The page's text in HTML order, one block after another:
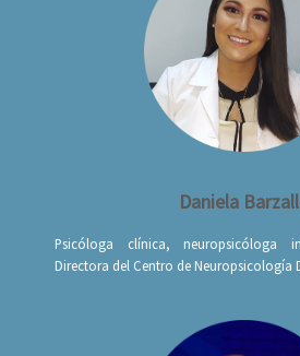
Daniela
Psicóloga clínica, neuropsicóloga
Directora del Centro de Neuropsicología